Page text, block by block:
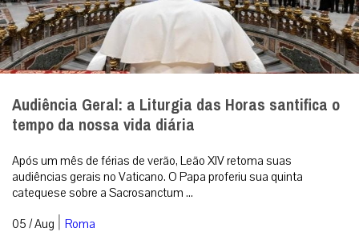
Audiência Geral: a Liturgia das Horas santifica o
tempo da nossa vida diária
Após um mês de férias de verão, Leão XIV retoma suas
audiências gerais no Vaticano. O Papa proferiu sua quinta
catequese sobre a Sacrosanctum ...
05 / Aug | Roma